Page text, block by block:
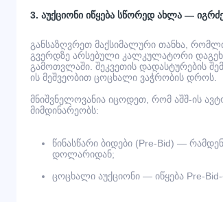
3. აუქციონი იწყება სწორედ ახლა —
განსაზღვრეთ მაქსიმალური თანხა,
გვერდზე არსებული კალკულატორი
გამოთვლაში. შეკვეთის დადასტურების
ის მეშვეობით ცოცხალი ვაჭრობის დროს.
მნიშვნელოვანია იცოდეთ, რომ აშშ-ის
მიმდინარეობს:
წინასწარი ბიდები (Pre-Bid) —
დოლარიდან;
ცოცხალი აუქციონი — იწყება Pre-